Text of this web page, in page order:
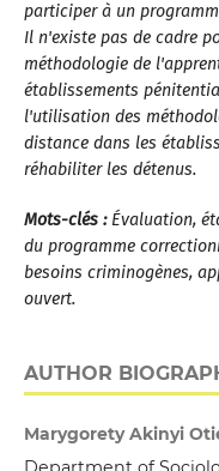
participer à un
Il n'existe pas de cadre
méthodologie de
établissements
l'utilisation des
distance dans les
réhabiliter les détenus.
Mots-clés :Évaluation,
du programme
besoins criminogènes,
ouvert.
AUTHOR
Marygorety Akinyi